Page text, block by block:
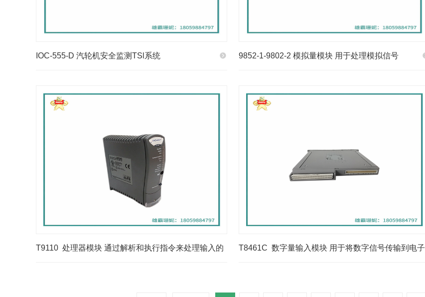
IOC-555-D 汽轮机安全监测TSl系统 9852-1-9802-2 模拟量模块 用于处理模拟信号
T9110 处理器模块 通过解析和执行指令来处理输入的 T8461C 数字量输入模块 用于将数字信号传输到电子